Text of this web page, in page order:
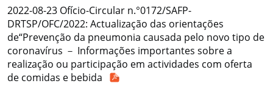
2022-08-23 Ofício-Circular n.°0172/SAFP-
DRTSP/OFC/2022: Actualização das orientações
de“Prevenção da pneumonia causada pelo novo tipo de
coronavírus － Informações importantes sobre a
realização ou participação em actividades com oferta
de comidas e bebida